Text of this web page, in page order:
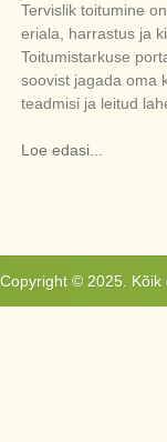
Tervislik toitumine
eriala, harrastus ja
Toitumistarkuse
soovist jagada oma
teadmisi ja leitud
Loe edasi...
Copyright © 2025. Kõik